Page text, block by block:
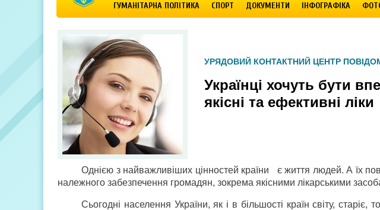
ГУМАНІТАРНА ПОЛІТИКА СПОРТ ДОКУМЕНТИ ІНФОГРАФІКА
УРЯДОВИЙ КОНТАКТНИЙ ЦЕНТР
Українці хочуть бути
якісні та ефективні ліки
Однією з найважливіших цінностей країни є життя людей. А їх
належного забезпечення громадян, зокрема якісними лікарськими
Сьогодні населення України, як і в більшості країн світу, старіє,